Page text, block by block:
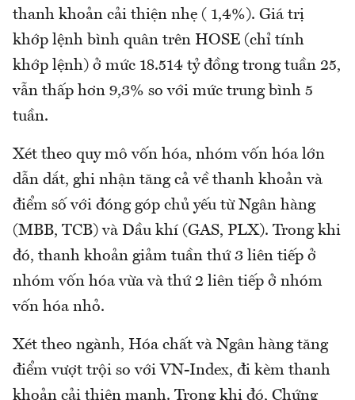
thanh khoản cải thiện nhẹ ( 1,4%). Giá trị
khớp lệnh bình quân trên HOSE (chỉ tính
khớp lệnh) ở mức 18.514 tỷ đồng trong tuần 25,
vẫn thấp hơn 9,3% so với mức trung bình 5
tuần.
Xét theo quy mô vốn hóa, nhóm vốn hóa lớn
dẫn dắt, ghi nhận tăng cả về thanh khoản và
điểm số với đóng góp chủ yếu từ Ngân hàng
(MBB, TCB) và Dầu khí (GAS, PLX). Trong khi
đó, thanh khoản giảm tuần thứ 3 liên tiếp ở
nhóm vốn hóa vừa và thứ 2 liên tiếp ở nhóm
vốn hóa nhỏ.
Xét theo ngành, Hóa chất và Ngân hàng tăng
điểm vượt trội so với VN-Index, đi kèm thanh
khoản cải thiện mạnh. Trong khi đó, Chứng